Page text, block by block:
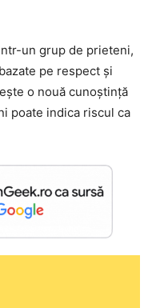
un grup de prieteni,
pe respect și
o nouă cunoștință
poate indica riscul ca